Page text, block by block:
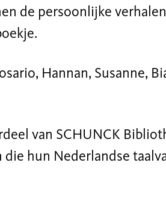
de persoonlijke
Hannan, Susanne,
van SCHUNCK
hun Nederlandse